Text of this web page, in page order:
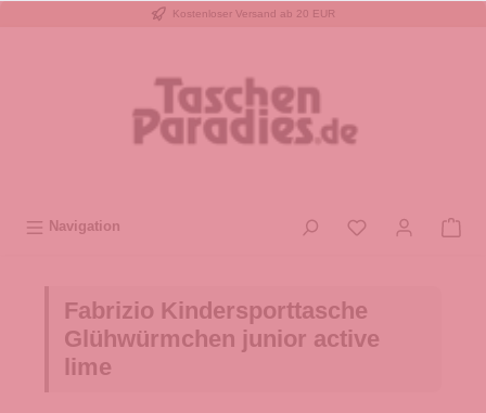
Kostenloser Versand ab 20 EUR
Navigation
Fabrizio Kindersporttasche
Glühwürmchen junior active
lime